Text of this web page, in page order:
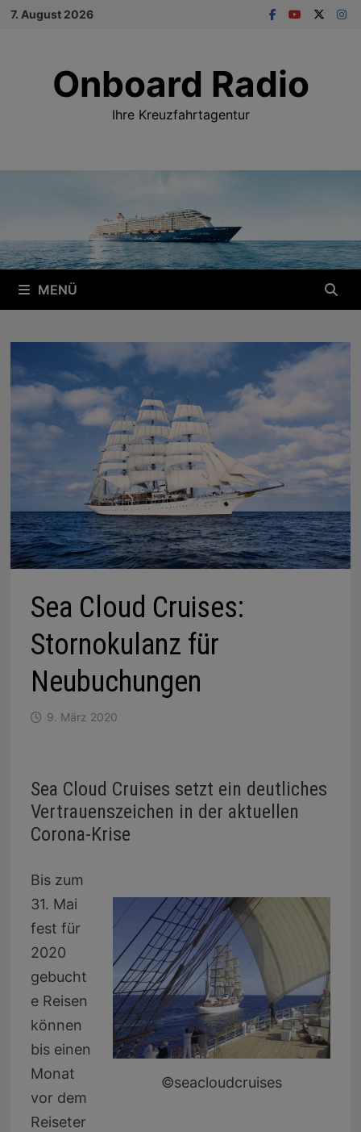
Zum
7. August 2026
Onboard Radio
Ihre Kreuzfahrtagentur
MENÜ
Sea Cloud Cruises:
Stornokulanz für
Neubuchungen
9. März 2020
Sea Cloud Cruises setzt ein deutliches
Vertrauenszeichen in der aktuellen
Corona-Krise
©seacloudcruises
Bis zum
31. Mai
fest für
2020
gebucht
e Reisen
können
bis einen
Monat
vor dem
Reiseter